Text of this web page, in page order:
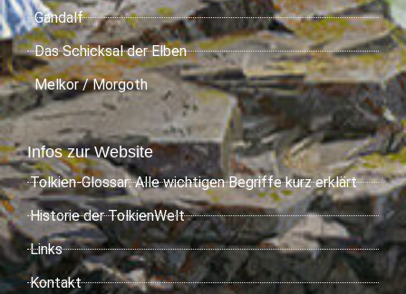
Gandalf
Das Schicksal der Elben
Melkor / Morgoth
Infos zur Website
Tolkien-Glossar: Alle wichtigen Begriffe kurz erklärt
Historie der TolkienWelt
Links
Kontakt